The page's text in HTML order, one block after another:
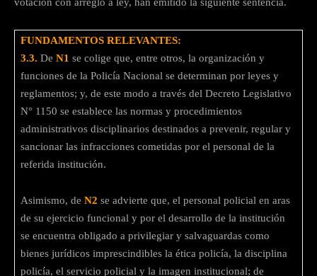
votación con arreglo a ley, han emitido la siguiente sentencia.
FUNDAMENTOS RELEVANTES:
3.3. De N1 se colige que, entre otros, la organización y
funciones de la Policía Nacional se determinan por leyes y
reglamentos; y, de este modo a través del Decreto Legislativo
N° 1150 se establece las normas y procedimientos
administrativos disciplinarios destinados a prevenir, regular y
sancionar las infracciones cometidas por el personal de la
referida institución.
Asimismo, de N2 se advierte que, el personal policial en aras
de su ejercicio funcional y por el desarrollo de la institución
se encuentra obligado a privilegiar y salvaguardas como
bienes jurídicos imprescindibles la ética policía, la disciplina
policía, el servicio policial y la imagen institucional; de